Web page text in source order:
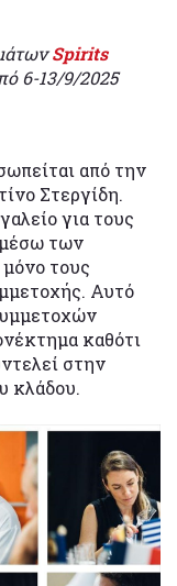
Spirits
6-13/9/2025
από την
Στεργίδη.
για τους
μέσω των
τους
Αυτό
καθότι
στην
κλάδου.